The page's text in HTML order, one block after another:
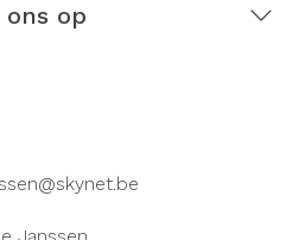
op
skynet.be